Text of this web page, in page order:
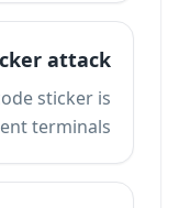
fraud
printed QR